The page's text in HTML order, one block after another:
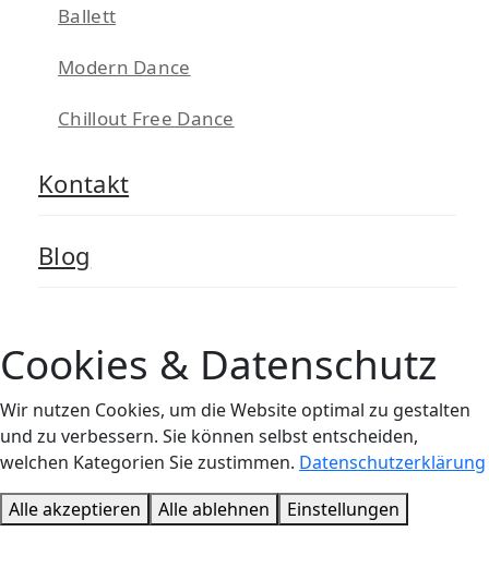
Ballett
Modern Dance
Chillout Free Dance
Kontakt
Blog
Cookies & Datenschutz
Wir nutzen Cookies, um die Website optimal zu gestalten
und zu verbessern. Sie können selbst entscheiden,
welchen Kategorien Sie zustimmen. Datenschutzerklärung
Alle akzeptieren
Alle ablehnen Einstellungen